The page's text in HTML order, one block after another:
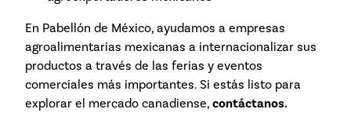
En Pabellón de México, ayudamos a empresas
agroalimentarias mexicanas a internacionalizar sus
productos a través de las ferias y eventos
comerciales más importantes. Si estás listo para
explorar el mercado canadiense, contáctanos.